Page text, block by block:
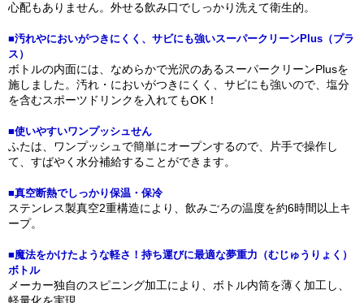
心配もありません。外せる飲み口でしっかり洗えて衛生的。
■汚れやにおいがつきにくく、サビにも強いスーパークリーンPlus（プラ
ス）
ボトルの内面には、なめらかで光沢のあるスーパークリーンPlusを
施しました。汚れ・においがつきにくく、サビにも強いので、塩分
を含むスポーツドリンクを入れてもOK！
■使いやすいワンプッシュせん
ふたは、ワンプッシュで簡単にオープンするので、片手で操作し
て、すばやく水分補給することができます。
■真空断熱でしっかり保温・保冷
ステンレス製真空2重構造により、飲みごろの温度を約6時間以上キ
ープ。
■魔法をかけたような軽さ！持ち運びに最適な夢重力（むじゅうりょく）
ボトル
メーカー独自のスピニング加工により、ボトル内筒を薄く加工し、